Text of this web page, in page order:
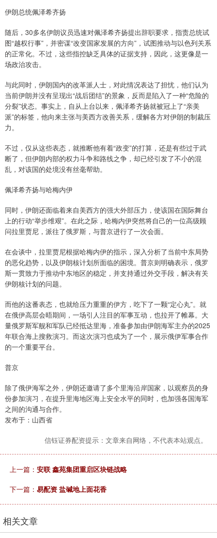
伊朗总统佩泽希齐扬
随后，30多名伊朗议员迅速对佩泽希齐扬提出辞职要求，指责总统试
图“越权行事”，并密谋“改变国家发展的方向”，试图推动与以色列关系
的正常化。不过，这些指控缺乏具体的证据支持，因此，这更像是一
场政治攻击。
与此同时，伊朗国内的改革派人士，对此情况表达了担忧，他们认为
当前伊朗并没有呈现出“战后团结”的景象，反而是陷入了一种“危险的
分裂”状态。事实上，自从上台以来，佩泽希齐扬就被冠上了“亲美
派”的标签，他向来主张与美西方改善关系，缓解各方对伊朗的制裁压
力。
不过，仅从这些表态，就推断他有着“政变”的打算，还是有些过于武
断了，但伊朗内部的权力斗争和路线之争，却已经引发了不小的混
乱，对该国的处境没有丝毫帮助。
佩泽希齐扬与哈梅内伊
同时，伊朗还面临着来自美西方的强大外部压力，使该国在国际舞台
上的行动“举步维艰”。在此之际，哈梅内伊突然将自己的一位高级顾
问拉里贾尼，派往了俄罗斯，与普京进行了一次会面。
在会谈中，拉里贾尼根据哈梅内伊的指示，深入分析了当前中东局势
的恶化趋势，以及伊朗核计划所面临的困境。普京则明确表示，俄罗
斯一贯致力于推动中东地区的稳定，并支持通过外交手段，解决有关
伊朗核计划的问题。
而他的这番表态，也就给压力重重的伊方，吃下了一颗“定心丸”。就
在俄伊高层会晤期间，一场引人注目的军事互动，也拉开了帷幕。大
量俄罗斯军舰和军队已经抵达里海，准备参加由伊朗海军主办的2025
年联合海上搜救演习。而这次演习也成为了一个，展示俄伊军事合作
的一个重要平台。
普京
除了俄伊海军之外，伊朗还邀请了多个里海沿岸国家，以观察员的身
份参加演习，在提升里海地区海上安全水平的同时，也加强各国海军
之间的沟通与合作。
发布于：山西省
信钰证券配资提示：文章来自网络，不代表本站观点。
上一篇： 安联 鑫苑集团重启区块链战略
下一篇： 易配资 盐碱地上面花香
相关文章